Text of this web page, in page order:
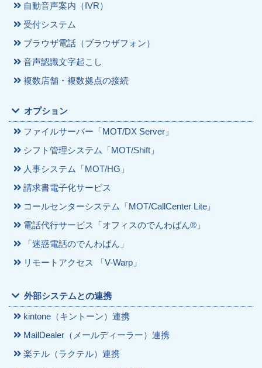
自動音声案内（IVR）
受付システム
ブラウザ電話（ブラウザフォン）
音声認識文字起こし
複数店舗・複数拠点の接続
オプション
ファイルサーバー「MOT/DX Server」
シフト管理システム「MOT/Shift」
人事システム「MOT/HG」
請求書電子化サービス
コールセンターシステム「MOT/CallCenter Lite」
電話代行サービス「オフィスのでんわばん®」
「迷惑電話のでんわばん」
リモートアクセス 「V-Warp」
外部システムとの連携
kintone（キントーン）連携
MailDealer（メールディーラー）連携
楽テル（ラクテル）連携